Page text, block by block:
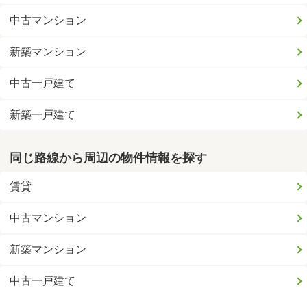
中古マンション
新築マンション
中古一戸建て
新築一戸建て
同じ路線から周辺の物件情報を探す
賃貸
中古マンション
新築マンション
中古一戸建て